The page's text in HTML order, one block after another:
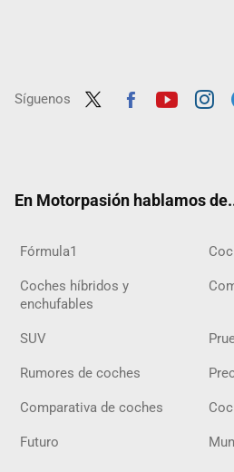
Síguenos
En Motorpasión hablamos
Fórmula1
Coches híbridos y
enchufables
SUV
Rumores de coches
Comparativa de coches
Futuro